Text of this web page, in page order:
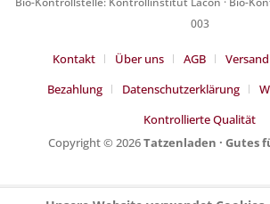
003
Kontakt Über uns AGB
Bezahlung
Datenschutzerklärung
Kontrollierte Qualität
Copyright © 2026Tatzenladen · Gutes